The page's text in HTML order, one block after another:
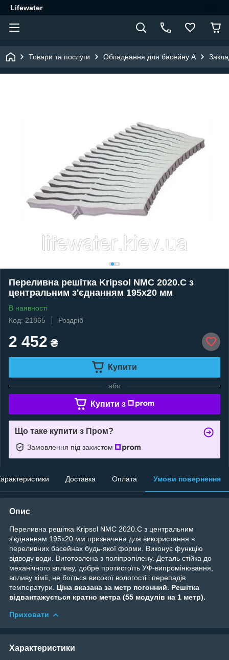
Lifewater
Товари та послуги Обладнання для басейну A
Переливна решітка Kripsol NMC 2020.C з
центральним з'єднанням 195х20 мм
В наявності
Код: 21865
Роздріб
2 452 ₴
Купити
або
Купити з
Що таке купити з Пром?
Замовлення під захистом
Доставка Оплата Умови повернення
Опис
Переливна решітка Kripsol NMC 2020.C з центральним
з'єднанням 195х20 мм призначена для використання в
переливних басейнах будь-якої форми. Виконує функцію
відводу води. Виготовлена з поліпропілену. Деталь стійка до
механічного впливу, добре протистоїть УФ-випромінювання,
впливу хімії, не боїться високої вологості і перепадів
температури. Ціна вказана за метр погонний. Решітка
відвантажується кратно метра (55 модулів на 1 метр).
Приховати
Характеристики